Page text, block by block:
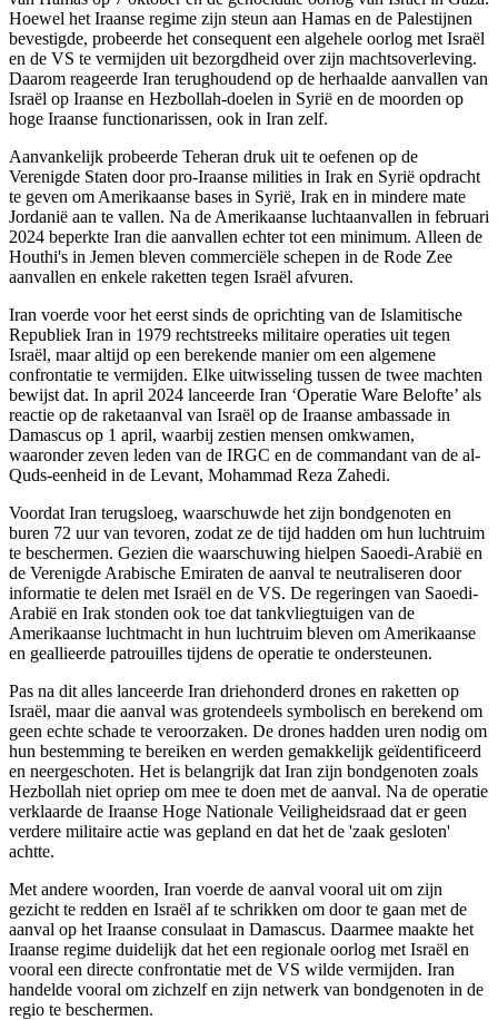
Hoewel het Iraanse regime zijn steun aan Hamas en de Palestijnen
bevestigde, probeerde het consequent een algehele oorlog met Israël
en de VS te vermijden uit bezorgdheid over zijn machtsoverleving.
Daarom reageerde Iran terughoudend op de herhaalde aanvallen van
Israël op Iraanse en Hezbollah-doelen in Syrië en de moorden op
hoge Iraanse functionarissen, ook in Iran zelf.
Aanvankelijk probeerde Teheran druk uit te oefenen op de
Verenigde Staten door pro-Iraanse milities in Irak en Syrië opdracht
te geven om Amerikaanse bases in Syrië, Irak en in mindere mate
Jordanië aan te vallen. Na de Amerikaanse luchtaanvallen in februari
2024 beperkte Iran die aanvallen echter tot een minimum. Alleen de
Houthi's in Jemen bleven commerciële schepen in de Rode Zee
aanvallen en enkele raketten tegen Israël afvuren.
Iran voerde voor het eerst sinds de oprichting van de Islamitische
Republiek Iran in 1979 rechtstreeks militaire operaties uit tegen
Israël, maar altijd op een berekende manier om een algemene
confrontatie te vermijden. Elke uitwisseling tussen de twee machten
bewijst dat. In april 2024 lanceerde Iran ‘Operatie Ware Belofte’ als
reactie op de raketaanval van Israël op de Iraanse ambassade in
Damascus op 1 april, waarbij zestien mensen omkwamen,
waaronder zeven leden van de IRGC en de commandant van de al-
Quds-eenheid in de Levant, Mohammad Reza Zahedi.
Voordat Iran terugsloeg, waarschuwde het zijn bondgenoten en
buren 72 uur van tevoren, zodat ze de tijd hadden om hun luchtruim
te beschermen. Gezien die waarschuwing hielpen Saoedi-Arabië en
de Verenigde Arabische Emiraten de aanval te neutraliseren door
informatie te delen met Israël en de VS. De regeringen van Saoedi-
Arabië en Irak stonden ook toe dat tankvliegtuigen van de
Amerikaanse luchtmacht in hun luchtruim bleven om Amerikaanse
en geallieerde patrouilles tijdens de operatie te ondersteunen.
Pas na dit alles lanceerde Iran driehonderd drones en raketten op
Israël, maar die aanval was grotendeels symbolisch en berekend om
geen echte schade te veroorzaken. De drones hadden uren nodig om
hun bestemming te bereiken en werden gemakkelijk geïdentificeerd
en neergeschoten. Het is belangrijk dat Iran zijn bondgenoten zoals
Hezbollah niet opriep om mee te doen met de aanval. Na de operatie
verklaarde de Iraanse Hoge Nationale Veiligheidsraad dat er geen
verdere militaire actie was gepland en dat het de 'zaak gesloten'
achtte.
Met andere woorden, Iran voerde de aanval vooral uit om zijn
gezicht te redden en Israël af te schrikken om door te gaan met de
aanval op het Iraanse consulaat in Damascus. Daarmee maakte het
Iraanse regime duidelijk dat het een regionale oorlog met Israël en
vooral een directe confrontatie met de VS wilde vermijden. Iran
handelde vooral om zichzelf en zijn netwerk van bondgenoten in de
regio te beschermen.